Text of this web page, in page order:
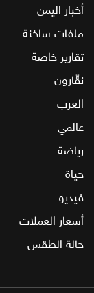
أخبار اليمن
ملفات ساخنة
تقارير خاصة
نقّارون
العرب
عالمي
رياضة
حياة
فيديو
أسعار العملات
حالة الطقس